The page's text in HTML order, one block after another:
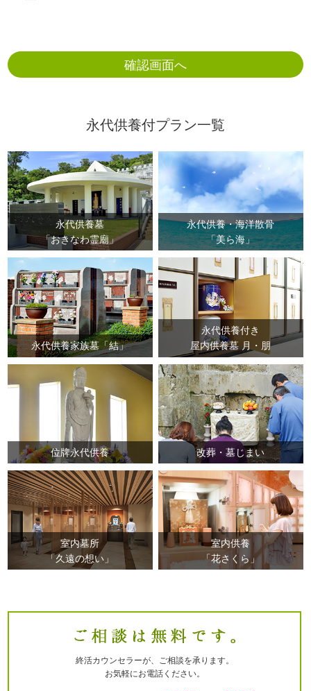
個人情報を取扱います。
当協会は、個人情報の利用目的を明確にし、その取扱い
当協会は、取得した個人情報の適正な管理のために、取
当協会は、取得した個人情報の取扱い責任者および取扱
いに関わる者に対し、ガイドラインの周知徹底を行い、
その管理・監督を致します。また、外部に取得した情報
を委託する事は致しません。
当協会は、公的な各種の基準やガイドラインなどを参考
にしながら、個人情報の安全管理の対策や措置を実施致
当協会は、個人情報の取扱いに関するお客様からのお問
合せ・ご相談などに適切に対応致します。
当協会は、個人情報の保護・管理に必要な対策や措置に
関して、継続的な改善を実施していきます。
当協会は、法令を遵守し、公安・警察・裁判所・その他
の正当な各種機関からの情報開示の申し出に対しては、
お客様への同意無しに、その要請や指示に従うものと致
します。
【２】安全管理に関する方針
公益財団法人沖縄県メモリアル整備協会（以下、当協会
と表記）は、個人情報の取り扱いに際し、下記の措置を
適切に実行するように努めます。
当協会は、取得した個人情報に関して、技術的な各種の
保護方策、情報へのアクセス権限やその管理、情報の外
部持出しに対する物理的な制限の設置、不正な外部から
の情報アクセスを防止する方策、またセキュリティのチ
知、個人情報の開示・訂正・追加・削除についてのお申
時間外の場合は、メールもしくはFAXにてご連絡願いま
永代供養付プラン一覧
永代供養墓
「おきなわ霊廟」
永代供養・海洋散骨
「美ら海」
永代供養家族墓「結」
永代供養付き
屋内供養墓 月・朋
位牌永代供養 改葬・墓じまい
室内墓所
「久遠の想い」
室内供養
「花さくら」
終活カウンセラーが、ご相談を承ります。
お気軽にお電話ください。